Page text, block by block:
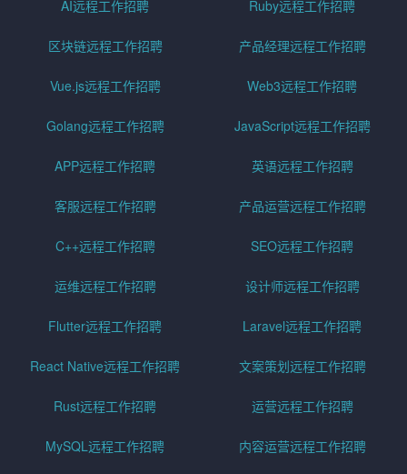
AI远程工作招聘 Ruby远程工作招聘
区块链远程工作招聘 产品经理远程工作招聘
Vue.js远程工作招聘 Web3远程工作招聘
Golang远程工作招聘 JavaScript远程工作招聘
APP远程工作招聘 英语远程工作招聘
客服远程工作招聘 产品运营远程工作招聘
C++远程工作招聘 SEO远程工作招聘
运维远程工作招聘 设计师远程工作招聘
Flutter远程工作招聘 Laravel远程工作招聘
React Native远程工作招聘 文案策划远程工作招聘
Rust远程工作招聘 运营远程工作招聘
MySQL远程工作招聘 内容运营远程工作招聘